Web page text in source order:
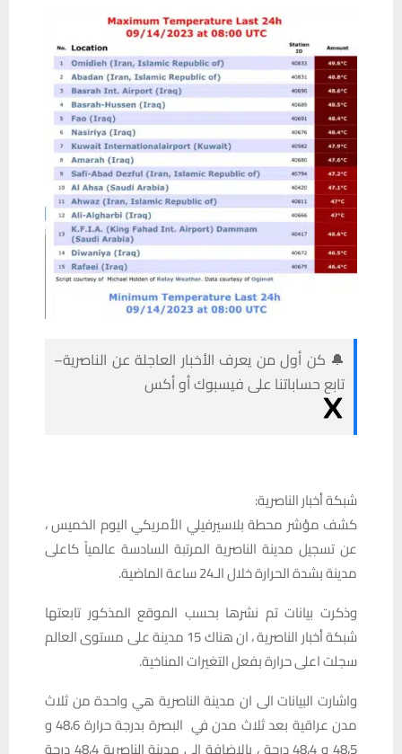
🔔 كن أول من يعرف الأخبار العاجلة عن الناصرية–
تابع حساباتنا على فيسبوك أو أكس
شبكة أخبار الناصرية:
كشف مؤشر محطة بلاسيرفيلي الأمريكي اليوم الخميس ،
عن تسجيل مدينة الناصرية المرتبة السادسة عالمياً كاعلى
مدينة بشدة الحرارة خلال الـ24 ساعة الماضية.
وذكرت بيانات تم نشرها بحسب الموقع المذكور تابعتها
شبكة أخبار الناصرية ، ان هناك 15 مدينة على مستوى العالم
سجلت اعلى حرارة بفعل التغيرات المناخية.
واشارت البيانات الى ان مدينة الناصرية هي واحدة من ثلاث
مدن عراقية بعد ثلاث مدن في البصرة بدرجة حرارة 48،6 و